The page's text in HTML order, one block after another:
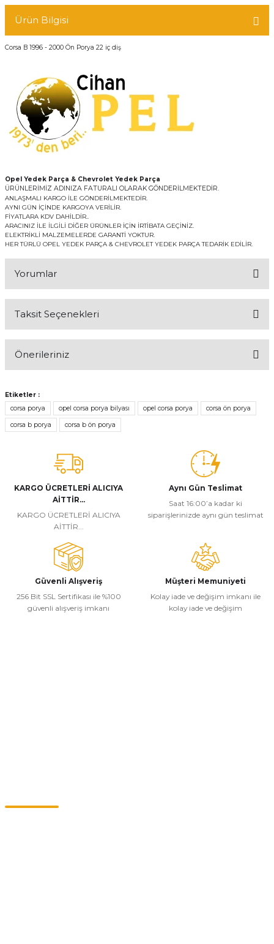
Ürün Bilgisi
Corsa B 1996 - 2000 Ön Porya 22 iç diş
Opel Yedek Parça & Chevrolet Yedek Parça
ÜRÜNLERİMİZ ADINIZA FATURALI OLARAK GÖNDERİLMEKTEDİR.
ANLAŞMALI KARGO İLE GÖNDERİLMEKTEDİR.
AYNI GÜN İÇİNDE KARGOYA VERİLİR.
FİYATLARA KDV DAHİLDİR..
ARACINIZ İLE İLGİLİ DİĞER ÜRÜNLER İÇİN İRTİBATA GEÇİNİZ.
ELEKTRİKLİ MALZEMELERDE GARANTİ YOKTUR.
HER TÜRLÜ OPEL YEDEK PARÇA & CHEVROLET YEDEK PARÇA TEDARİK EDİLİR.
Yorumlar
Taksit Seçenekleri
Önerileriniz
konularda yetersiz gördüğünüz noktaları öneri formunu kullanarak
tarafımıza iletebilirsiniz.
Görüş ve önerileriniz için teşekkür ederiz.
Ürün resmi kalitesiz, bozuk veya görüntülenemiyor.
Ürün açıklamasında eksik bilgiler bulunuyor.
Ürün bilgilerinde hatalar bulunuyor.
Ürün fiyatı diğer sitelerden daha pahalı.
Bu ürüne benzer farklı alternatifler olmalı.
Etiketler :
corsa porya
opel corsa porya bilyası opel corsa porya corsa ön porya
corsa b porya corsa b ön porya
KARGO ÜCRETLERİ ALICIYA
AİTTİR...
KARGO ÜCRETLERİ ALICIYA
AİTTİR...
Aynı Gün Teslimat
Saat 16:00’a kadar ki
siparişlerinizde aynı gün teslimat
Güvenli Alışveriş
256 Bit SSL Sertifikası ile %100
güvenli alışveriş imkanı
Müşteri Memuniyeti
Kolay iade ve değişim imkanı ile
kolay iade ve değişim